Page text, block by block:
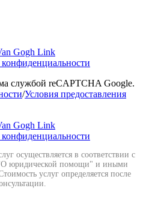
Gogh Link
службой reCAPTCHA Google.
/Условия предоставления
Gogh Link
осуществляется в соответствии с
юридической помощи" и иными
услуг определяется после